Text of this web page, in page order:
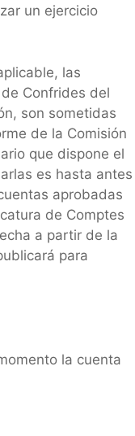
un ejercicio
las
Confrides del
son sometidas
de la Comisión
que dispone el
es hasta antes
aprobadas
de Comptes
a partir de la
para
la cuenta